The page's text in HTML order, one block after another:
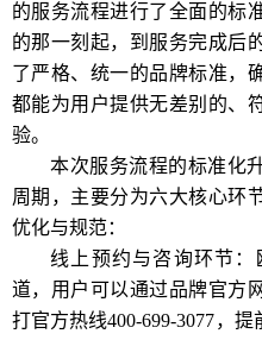
的服务流程进行了全面的标
的那一刻起，到服务完成后
了严格、统一的品牌标准，
都能为用户提供无差别的、
验。
本次服务流程的标准化
周期，主要分为六大核心环
优化与规范：
线上预约与咨询环节
道，用户可以通过品牌官方
打官方热线400-699-3077，